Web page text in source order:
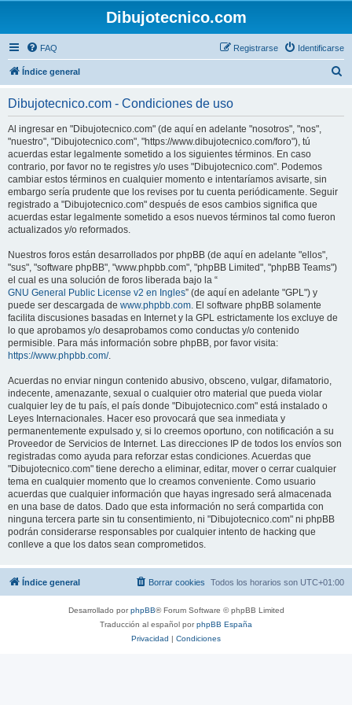
Dibujotecnico.com
FAQ Identificarse
Registrarse
Índice general
Dibujotecnico.com - Condiciones de uso
Al ingresar en "Dibujotecnico.com" (de aquí en adelante "nosotros", "nos",
"nuestro", "Dibujotecnico.com", "https://www.dibujotecnico.com/foro"), tú
acuerdas estar legalmente sometido a los siguientes términos. En caso
contrario, por favor no te registres y/o uses "Dibujotecnico.com". Podemos
cambiar estos términos en cualquier momento e intentaríamos avisarte, sin
embargo sería prudente que los revises por tu cuenta periódicamente. Seguir
registrado a "Dibujotecnico.com" después de esos cambios significa que
acuerdas estar legalmente sometido a esos nuevos términos tal como fueron
actualizados y/o reformados.
Nuestros foros están desarrollados por phpBB (de aquí en adelante "ellos",
"sus", "software phpBB", "www.phpbb.com", "phpBB Limited", "phpBB Teams")
el cual es una solución de foros liberada bajo la “
GNU General Public License v2 en Ingles” (de aquí en adelante "GPL") y
puede ser descargada de www.phpbb.com. El software phpBB solamente
facilita discusiones basadas en Internet y la GPL estrictamente los excluye de
lo que aprobamos y/o desaprobamos como conductas y/o contenido
permisible. Para más información sobre phpBB, por favor visita:
https://www.phpbb.com/.
Acuerdas no enviar ningun contenido abusivo, obsceno, vulgar, difamatorio,
indecente, amenazante, sexual o cualquier otro material que pueda violar
cualquier ley de tu país, el país donde "Dibujotecnico.com" está instalado o
Leyes Internacionales. Hacer eso provocará que sea inmediata y
permanentemente expulsado y, si lo creemos oportuno, con notificación a su
Proveedor de Servicios de Internet. Las direcciones IP de todos los envíos son
registradas como ayuda para reforzar estas condiciones. Acuerdas que
"Dibujotecnico.com" tiene derecho a eliminar, editar, mover o cerrar cualquier
tema en cualquier momento que lo creamos conveniente. Como usuario
acuerdas que cualquier información que hayas ingresado será almacenada
en una base de datos. Dado que esta información no será compartida con
ninguna tercera parte sin tu consentimiento, ni "Dibujotecnico.com" ni phpBB
podrán considerarse responsables por cualquier intento de hacking que
conlleve a que los datos sean comprometidos.
Índice general Todos los horarios son UTC+01:00
Borrar cookies
Desarrollado porphpBB® Forum Software © phpBB Limited
Traducción al español porphpBB España
Privacidad | Condiciones